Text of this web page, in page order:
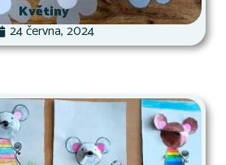
Květiny
24 června, 2024